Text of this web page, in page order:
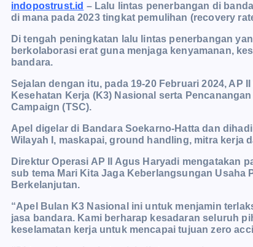
indopostrust.id – Lalu lintas penerbangan di
di mana pada 2023 tingkat pemulihan (recovery
Di tengah peningkatan lalu lintas penerbangan
berkolaborasi erat guna menjaga kenyamanan,
bandara.
Sejalan dengan itu, pada 19-20 Februari 2024, AP
Kesehatan Kerja (K3) Nasional serta
Campaign (TSC).
Apel digelar di Bandara Soekarno-Hatta dan
Wilayah I, maskapai, ground handling, mitra kerja
Direktur Operasi AP II Agus Haryadi mengatakan
sub tema Mari Kita Jaga Keberlangsungan Usaha
Berkelanjutan.
“Apel Bulan K3 Nasional ini untuk menjamin
jasa bandara. Kami berharap kesadaran seluruh
keselamatan kerja untuk mencapai tujuan zero